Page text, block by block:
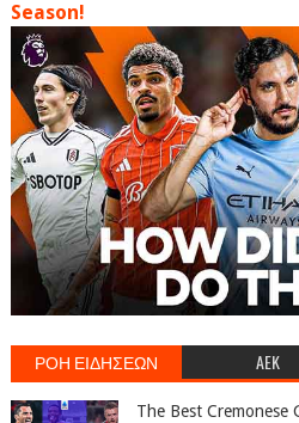
Season!
ΡΟΗ ΕΙΔΗΣΕΩΝ AEK
The Best Cremonese